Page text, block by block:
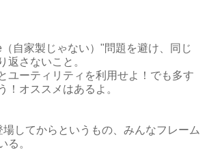
自家製じゃない）"問題を避け、同じ
返さないこと。
ユーティリティを利用せよ！でも多す
！オススメはあるよ。
してからというもの、みんなフレーム
る。